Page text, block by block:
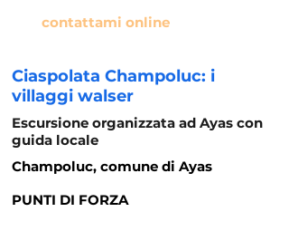
contattami online
Ciaspolata Champoluc: i
villaggi walser
Escursione organizzata ad Ayas con
guida locale
Champoluc, comune di Ayas
PUNTI DI FORZA